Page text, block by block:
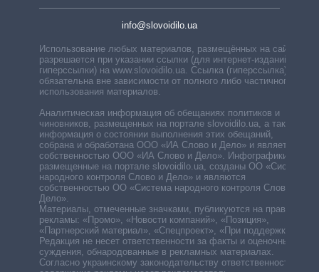
info@slovoidilo.ua
Использование любых материалов, размещённых на сайте,
разрешается при указании ссылки (для интернет-изданий —
гиперссылки) на www.slovoidilo.ua. Ссылка (гиперссылка)
обязательна вне зависимости от полного либо частичного
использования материалов.
Аналитическая информация об обещаниях политиков и
чиновников, размещенных на портале slovoidilo.ua, а также
информация о состоянии выполнения этих обещаний,
собрана и обработана ООО «ИА Слово и Дело» и является
собственностью ООО «ИА Слово и Дело». Инфографики,
размещенные на портале slovoidilo.ua, созданы ОО «Система
народного контроля Слово и Дело» и являются
собственностью ОО «Система народного контроля Слово и
Дело».
Материалы, отмеченные значками, публикуются на правах
рекламы: «Промо», «Новости компаний», «Позиция»,
«Партнерский материал», «Спецпроект», «При поддержке».
Редакция не несет ответственности за факты и оценочные
суждения, обнародованные в рекламных материалах.
Согласно украинскому законодательству ответственность за